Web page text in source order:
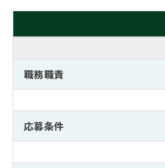
MBA留学生数の推移
インターン受入企業一覧
MBAを生かす求人特集
よくある面接Q&A集
外資系／面接攻略のコツ
転職成功への4つの鍵
キャリアに効く一冊
注目企業インタビュー
キャリアフォーラム
プロ経営者の特別セミナー
Career Talk Live
MBA NETWORKING
採用情報
パブリシティ
ニュースリリース
職務職責
応募条件